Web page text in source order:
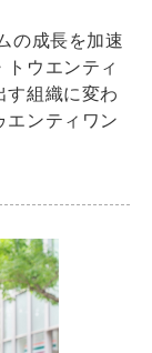
成長を加速
ウエンティ
組織に変わ
エンティワン